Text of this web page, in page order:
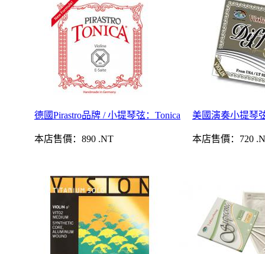
德國Pirastro品牌 / 小提琴弦：Tonica
本店售價： 890 .NT
美國演奏小提琴
本店售價： 720